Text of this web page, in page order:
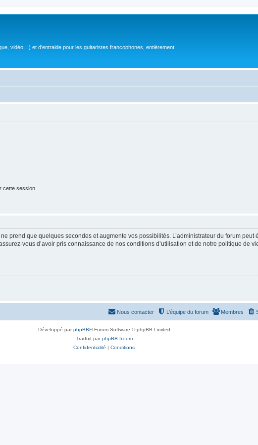
vidéo…) et d'entraide pour les guitaristes francophones, entièrement
cette session
prend que quelques secondes et augmente vos possibilités. L’administrateur du forum
vous d’avoir pris connaissance de nos conditions d’utilisation et de notre politique de
Membres
L’équipe du forum
Nous contacter
Développé parphpBB® Forum Software © phpBB Limited
Traduit parphpBB-fr.com
Confidentialité | Conditions